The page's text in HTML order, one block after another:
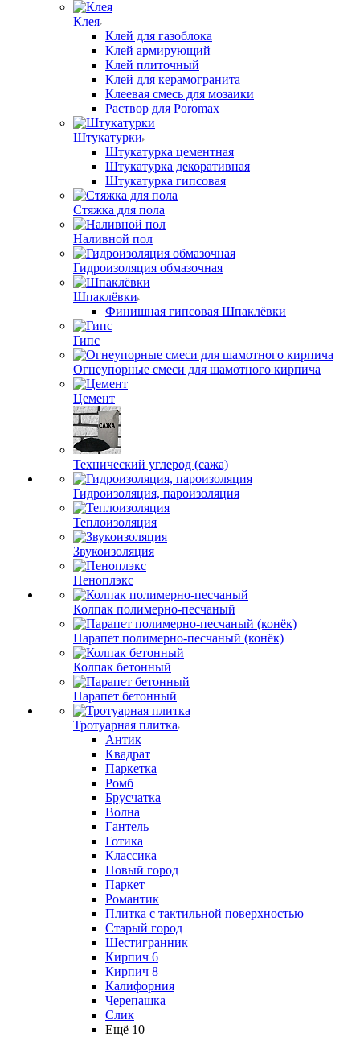
Клея
Клей для газоблока
Клей армирующий
Клей плиточный
Клей для керамогранита
Клеевая смесь для мозаики
Раствор для Poromax
Штукатурки
Штукатурка цементная
Штукатурка декоративная
Штукатурка гипсовая
Стяжка для пола
Наливной пол
Гидроизоляция обмазочная
Шпаклёвки
Финишная гипсовая Шпаклёвки
Гипс
Огнеупорные смеси для шамотного кирпича
Цемент
Технический углерод (сажа)
Гидроизоляция, пароизоляция
Теплоизоляция
Звукоизоляция
Пеноплэкс
Колпак полимерно-песчаный
Парапет полимерно-песчаный (конёк)
Колпак бетонный
Парапет бетонный
Тротуарная плитка
Антик
Квадрат
Паркетка
Ромб
Брусчатка
Волна
Гантель
Готика
Классика
Новый город
Паркет
Романтик
Плитка с тактильной поверхностью
Старый город
Шестигранник
Кирпич 6
Кирпич 8
Калифорния
Черепашка
Слик
Ещё 10